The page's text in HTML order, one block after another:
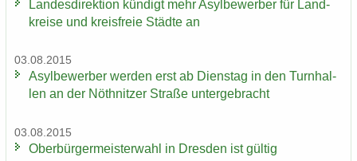
Lan­des­di­rek­ti­on kün­digt mehr Asyl­be­wer­ber für Land­
krei­se und kreis­freie Städ­te an
03.08.2015
Asyl­be­wer­ber wer­den erst ab Diens­tag in den Turn­hal­
len an der Nö­th­nit­zer Stra­ße un­ter­ge­bracht
03.08.2015
Ober­bür­ger­meis­ter­wahl in Dres­den ist gül­tig